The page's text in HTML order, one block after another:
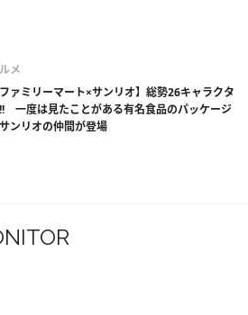
メ
ファミリーマート×サンリオ】総勢26キャラクタ
一度は見たことがある有名食品のパッケージ
ンリオの仲間が登場